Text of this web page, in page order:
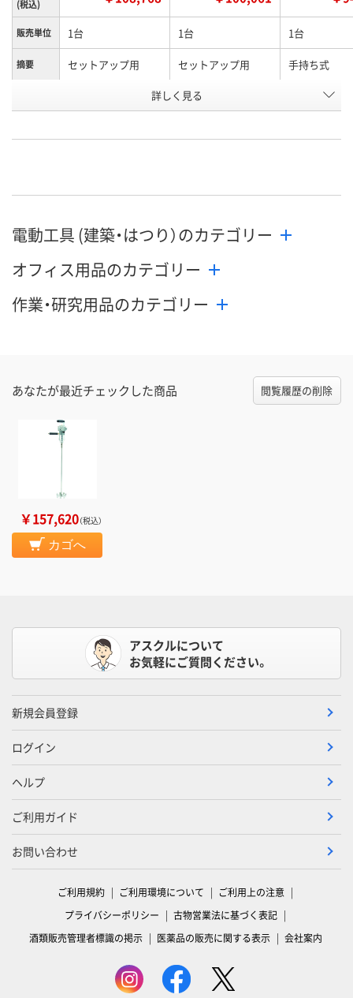
(税込)
販売単位 1台 1台 1台
摘要 セットアップ用 セットアップ用 手持ち式
1Pa・s以下 1Pa・s以下
XJ08393 P815681 P815682
数量
カゴへ
数量
詳しく見る
電動工具 (建築・はつり）のカテゴリー
オフィス用品のカテゴリー
作業・研究用品のカテゴリー
あなたが最近チェックした商品 閲覧履歴の削除
￥157,620（税込）
カゴへ
アスクルについて
お気軽にご質問ください。
新規会員登録
ログイン
ヘルプ
ご利用ガイド
お問い合わせ
ご利用規約 ご利用環境について
ご利用上の注意
プライバシーポリシー
古物営業法に基づく表記
酒類販売管理者標識の掲示
医薬品の販売に関する表示 会社案内